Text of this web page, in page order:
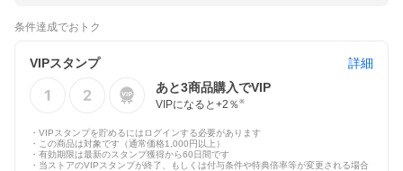
条件達成でおトク
VIPスタンプ
詳細
あと3商品購入でVIP
VIPになると+2 ％ ※
・VIPスタンプを貯めるにはログインする必要があります
・この商品は対象です（通常価格1,000円以上）
・有効期限は最新のスタンプ獲得から60日間です
・当ストアのVIPスタンプが終了、もしくは付与条件や特典倍率等が変更される場合